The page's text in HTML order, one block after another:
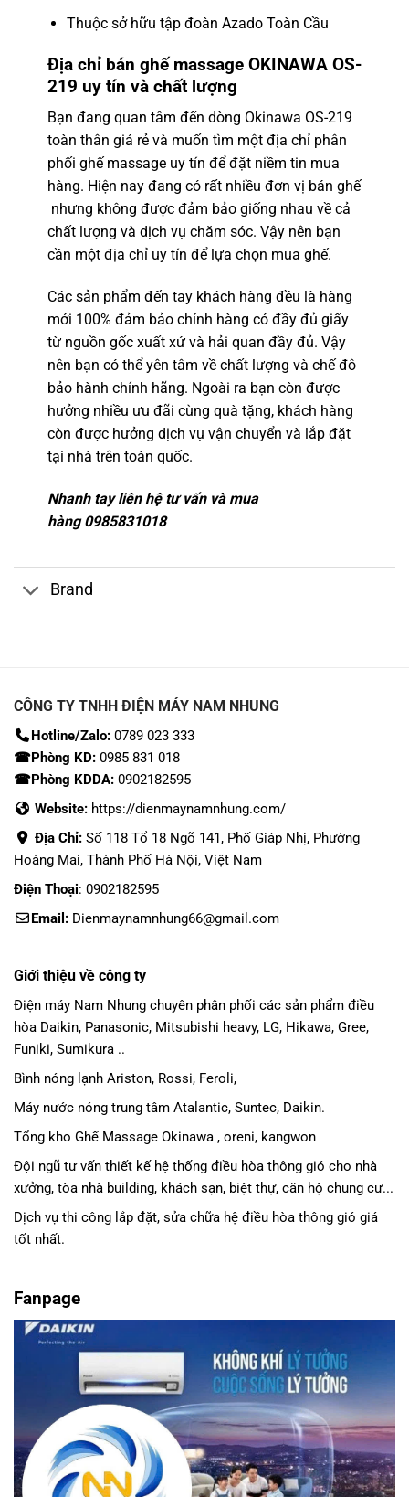
Thuộc sở hữu tập đoàn Azado Toàn Cầu
Địa chỉ bán ghế massage OKINAWA OS-
219 uy tín và chất lượng
Bạn đang quan tâm đến dòng Okinawa OS-219
toàn thân giá rẻ và muốn tìm một địa chỉ phân
phối ghế massage uy tín để đặt niềm tin mua
hàng. Hiện nay đang có rất nhiều đơn vị bán ghế
nhưng không được đảm bảo giống nhau về cả
chất lượng và dịch vụ chăm sóc. Vậy nên bạn
cần một địa chỉ uy tín để lựa chọn mua ghế.
Các sản phẩm đến tay khách hàng đều là hàng
mới 100% đảm bảo chính hàng có đầy đủ giấy
từ nguồn gốc xuất xứ và hải quan đầy đủ. Vậy
nên bạn có thể yên tâm về chất lượng và chế đô
bảo hành chính hãng. Ngoài ra bạn còn được
hưởng nhiều ưu đãi cùng quà tặng, khách hàng
còn được hưởng dịch vụ vận chuyển và lắp đặt
tại nhà trên toàn quốc.
Nhanh tay liên hệ tư vấn và mua
hàng 0985831018
Brand
CÔNG TY TNHH ĐIỆN MÁY NAM NHUNG
Hotline/Zalo:0789 023 333
☎Phòng KD: 0985 831 018
☎Phòng KDDA: 0902182595
Website: https://dienmaynamnhung.com/
Địa Chỉ: Số 118 Tổ 18 Ngõ 141, Phố Giáp Nhị, Phường
Hoàng Mai, Thành Phố Hà Nội, Việt Nam
Điện Thoại: 0902182595
Email: Dienmaynamnhung66@gmail.com
Giới thiệu về công ty
Điện máy Nam Nhung chuyên phân phối các sản phẩm điều
hòa Daikin, Panasonic, Mitsubishi heavy, LG, Hikawa, Gree,
Funiki, Sumikura ..
Bình nóng lạnh Ariston, Rossi, Feroli,
Máy nước nóng trung tâm Atalantic, Suntec, Daikin.
Tổng kho Ghế Massage Okinawa , oreni, kangwon
Đội ngũ tư vấn thiết kế hệ thống điều hòa thông gió cho nhà
xưởng, tòa nhà building, khách sạn, biệt thự, căn hộ chung cư...
Dịch vụ thi công lắp đặt, sửa chữa hệ điều hòa thông gió giá
tốt nhất.
Fanpage